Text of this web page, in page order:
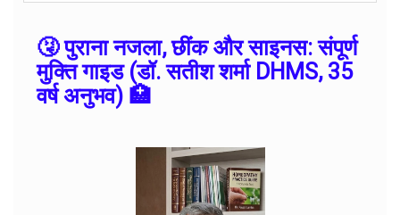
🤧 पुराना नजला, छींक और साइनस: संपूर्ण
मुक्ति गाइड (डॉ. सतीश शर्मा DHMS, 35
वर्ष अनुभव) 🏥